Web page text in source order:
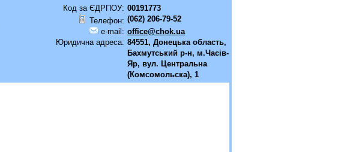
Код за ЄДРПОУ: 00191773
Телефон: (062) 206-79-52
e-mail: office@chok.ua
Юридична адреса: 84551, Донецька область,
Бахмутський р-н, м.Часiв-
Яр, вул. Центральна
(Комсомольска), 1